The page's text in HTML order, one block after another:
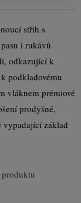
střih s
i rukávů
odkazující k
podkladovému
vláknem prémiové
prodyšné,
vypadající základ